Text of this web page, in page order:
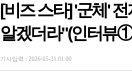
[비즈 스타] '군체'
알겠더라"(인터뷰
기사입력 : 2026-05-31 01:00